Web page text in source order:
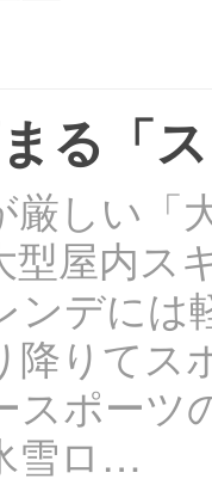
る「
厳しい「
型屋内ス
ンデに
降りてス
スポーツ
雪ロ…